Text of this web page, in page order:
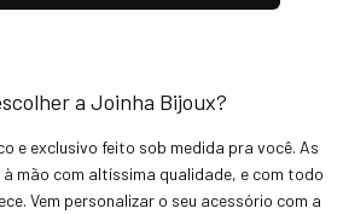
a Joinha Bijoux?
e exclusivo feito sob medida pra você. As
mão com altíssima qualidade, e com todo
Vem personalizar o seu acessório com a